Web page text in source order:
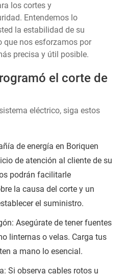
los cortes y
Entendemos lo
la estabilidad de su
que nos esforzamos por
precisa y útil posible.
el corte de
eléctrico, siga estos
de energía en Boriquen
de atención al cliente de su
podrán facilitarle
la causa del corte y un
el suministro.
Asegúrate de tener fuentes
linternas o velas. Carga tus
a mano lo esencial.
Si observa cables rotos u